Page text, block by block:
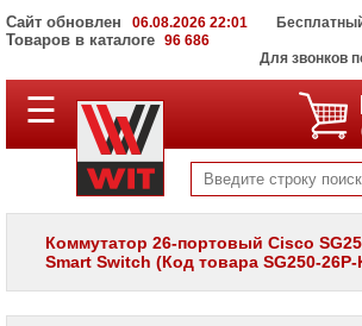
Сайт обновлен 06.08.2026 22:01
Товаров в каталоге 96 686
Для звонков
ПОЛНЫЙ
КАТАЛОГ
Корпоративные
серверы
WIT
хранения
☰
Коммутатор 26-портовый Cisco
Smart Switch (Код товара SG250-26P-